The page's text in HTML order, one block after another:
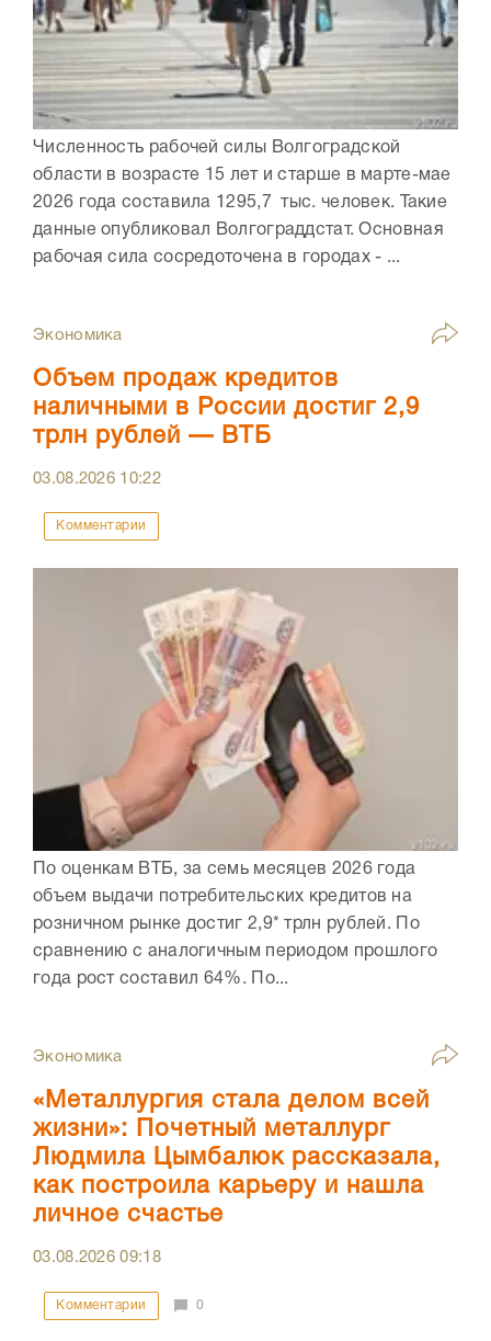
Численность рабочей силы Волгоградской
области в возрасте 15 лет и старше в марте-мае
2026 года составила 1295,7 тыс. человек. Такие
данные опубликовал Волгограддстат. Основная
рабочая сила сосредоточена в городах - ...
Экономика
Объем продаж кредитов
наличными в России достиг 2,9
трлн рублей — ВТБ
03.08.2026 10:22
Комментарии
По оценкам ВТБ, за семь месяцев 2026 года
объем выдачи потребительских кредитов на
розничном рынке достиг 2,9* трлн рублей. По
сравнению с аналогичным периодом прошлого
года рост составил 64%. По...
Экономика
«Металлургия стала делом всей
жизни»: Почетный металлург
Людмила Цымбалюк рассказала,
как построила карьеру и нашла
личное счастье
03.08.202609:18
Комментарии 0